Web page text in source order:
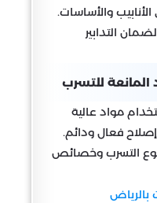
والأساسات.
التدابير
المانعة للتسرب
مواد عالية
فعال ودائم.
لنوع التسرب وخصائص
بالرياض